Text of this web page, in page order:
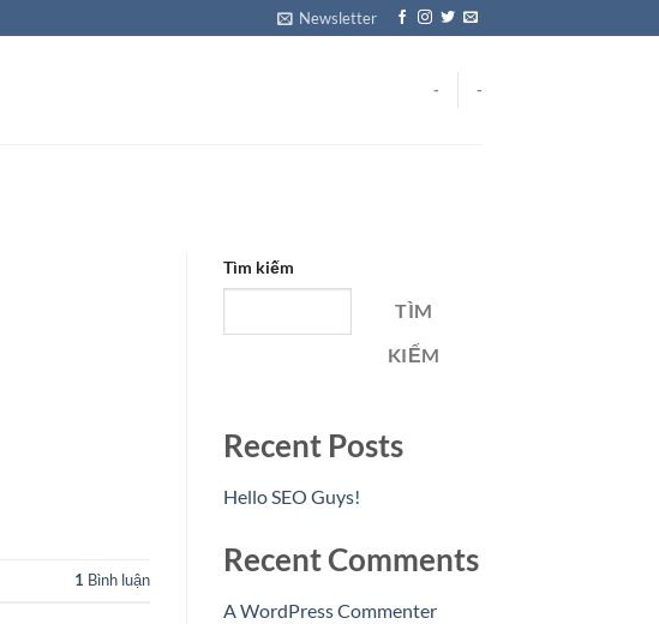
Newsletter
- -
1 Bình luận
Tìm kiếm
TÌM
KIẾM
Recent Posts
Hello SEO Guys!
Recent Comments
A WordPress Commenter